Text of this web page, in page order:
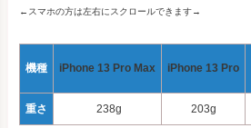
←スマホの方は左右にスクロールできます→
機種 iPhone 13 Pro Max iPhone 13 Pro
重さ 238g 203g